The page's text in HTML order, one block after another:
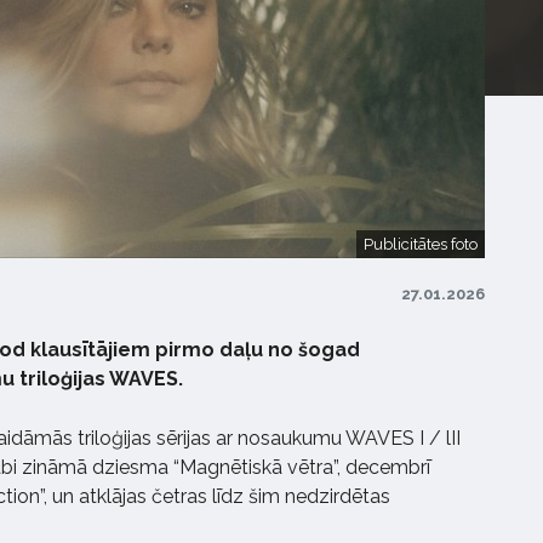
Publicitātes foto
27.01.2026
klausītājiem pirmo daļu no šogad
triloģijas WAVES.
triloģijas sērijas ar nosaukumu WAVES I / lII
zināmā dziesma “Magnētiskā vētra”, decembrī
un atklājas četras līdz šim nedzirdētas